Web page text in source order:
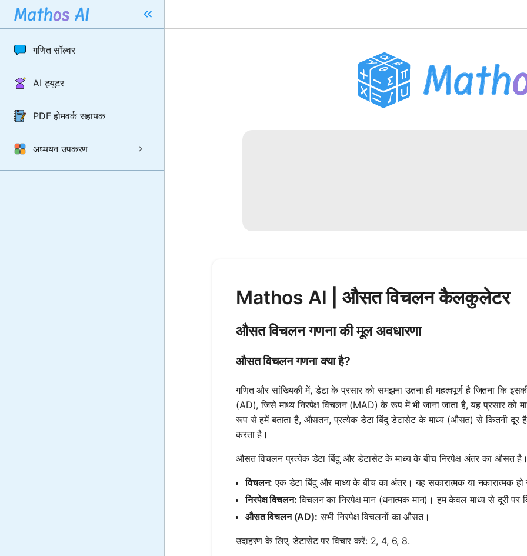
गणित सॉल्वर
AI ट्यूटर
PDF होमवर्क सहायक
अध्ययन उपकरण
Mathos AI | औसत विचलन कैलकुलेटर
औसत विचलन गणना की मूल अवधारणा
औसत विचलन गणना क्या है?
गणित और सांख्यिकी में, डेटा के प्रसार को समझना उतना ही महत्वपूर्ण है जितना कि
(AD), जिसे माध्य निरपेक्ष विचलन (MAD) के रूप में भी जाना जाता है, यह प्रसार को
रूप से हमें बताता है, औसतन, प्रत्येक डेटा बिंदु डेटासेट के माध्य (औसत) से कितनी दूर
करता है।
औसत विचलन प्रत्येक डेटा बिंदु और डेटासेट के माध्य के बीच निरपेक्ष अंतर का औसत है।
विचलन: एक डेटा बिंदु और माध्य के बीच का अंतर। यह सकारात्मक या नकारात्मक
निरपेक्ष विचलन: विचलन का निरपेक्ष मान (धनात्मक मान)। हम केवल माध्य से दूरी पर
औसत विचलन (AD): सभी निरपेक्ष विचलनों का औसत।
उदाहरण के लिए, डेटासेट पर विचार करें: 2, 4, 6, 8.